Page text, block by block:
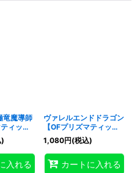
竜魔導師
ィック
{LOSP-
入れる
ヴァレルエンドドラゴン
【OFプリズマティック
シークレット】{LOSP-
JP016}《リンク》
1,080円(税込)
カートに入れる